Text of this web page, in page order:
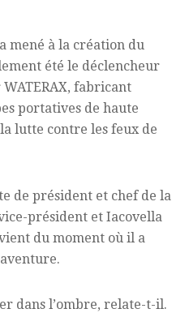
mené à la création du
été le déclencheur
fabricant
portatives de haute
lutte contre les feux de
de président et chef de la
président et Iacovella
du moment où il a
dans l’ombre, relate-t-il.